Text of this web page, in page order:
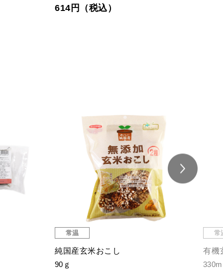
614円（税込）
常温
純国産玄米おこし
90ｇ
常
有機